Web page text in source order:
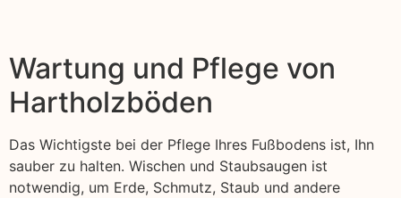
Wartung und Pflege von
Hartholzböden
Das Wichtigste bei der Pflege Ihres Fußbodens ist, Ihn
sauber zu halten. Wischen und Staubsaugen ist
notwendig, um Erde, Schmutz, Staub und andere